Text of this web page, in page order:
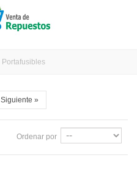
Portafusibles
Siguiente »
Ordenar por